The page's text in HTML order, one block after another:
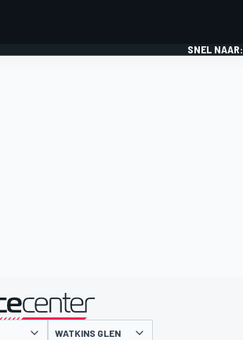
SNEL NAAR:
gepresenteerd door
WATKINS GLEN